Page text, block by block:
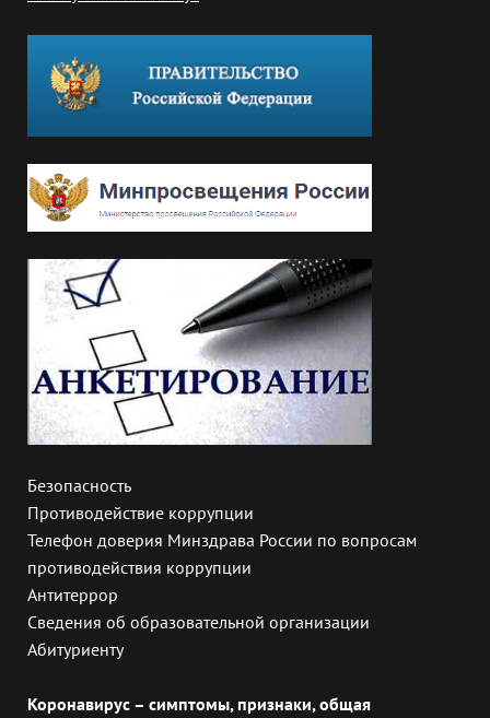
Безопасность
Противодействие коррупции
Телефон доверия Минздрава России по вопросам
противодействия коррупции
Антитеррор
Сведения об образовательной организации
Абитуриенту
Коронавирус – симптомы, признаки, общая